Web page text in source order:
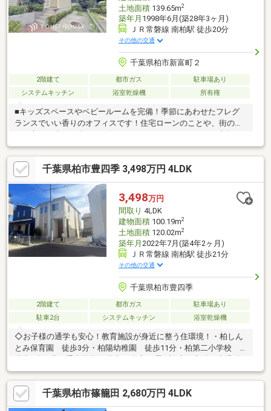
土地面積139.65m2
築年月 1998年6月(築28年3ヶ月)
ＪＲ常磐線 南柏駅 徒歩20分
その他の交通
千葉県柏市新富町２
2階建て 都市ガス
駐車場あり
システムキッチン
浴室乾燥機 所有権
■キッズスペースやベビールームを完備！季節にあわせたフレグ
ランスでいい香りのオフィスです！住宅ローンのことや、街のこ
FP相談【未来カレンダー】住宅購入の資金計画は未来を見据えて
立てなければいけません。漠然とした不安や悩みを『見える化』
して幸せな未来へのスタートを切りましょう。■業界初の無料ア
フターサポート【TOHO HOUSE CLUB】『住まい』のご購入はゴ
ールではなくスタートです。お客様の『住まい』と『暮らし』の
安心と安全を守るサービスを全て無料で提供しています。詳細は
お気軽にお問合せ下さい！
千葉県柏市豊四季 3,498万円 4LDK
3,498万円
間取り 4LDK
建物面積100.19m2
土地面積120.02m2
築年月 2022年7月(築4年2ヶ月)
ＪＲ常磐線 南柏駅 徒歩21分
その他の交通
千葉県柏市豊四季
2階建て 都市ガス
駐車場あり
駐車2台
システムキッチン 浴室乾燥機
◇お子様の通学も安心！教育施設が身近に整う住環境！・柏しん
とみ保育園 徒歩3分・柏陽幼稚園 徒歩11分・柏第二小学校
徒歩7分・豊四季中学校 徒歩15分◇日曜も診療！内科・小児科
から皮膚科・泌尿器科まで、家族みんなのかかりつけに！・大和
田ファミリークリニック 徒歩9分◇カースペース2台分！カーラ
イフも広がる住まい！◇浴室暖房乾燥機・浄水器・シャワー付洗
面台完備！水回りから始める、心地よい暮らし♪◇洗濯物がカラ
千葉県柏市篠籠田 2,680万円 4LDK